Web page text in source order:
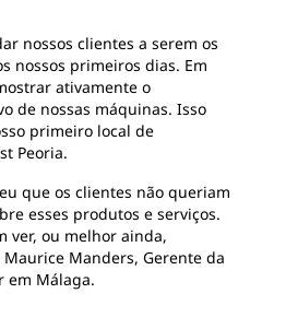
nossos clientes a serem os
nossos primeiros dias. Em
ativamente o
de nossas máquinas. Isso
primeiro local de
Peoria.
que os clientes não queriam
esses produtos e serviços.
ver, ou melhor ainda,
Manders, Gerente da
em Málaga.